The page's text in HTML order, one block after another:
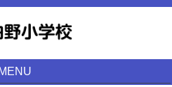
MENU